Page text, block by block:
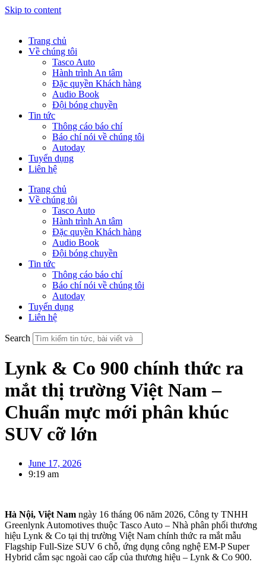
Skip to content
Trang chủ
Về chúng tôi
Tasco Auto​
Hành trình An tâm
Đặc quyền Khách hàng
Audio Book
Đội bóng chuyền
Tin tức
Thông cáo báo chí
Báo chí nói về chúng tôi
Autoday
Tuyển dụng
Liên hệ
Trang chủ
Về chúng tôi
Tasco Auto​
Hành trình An tâm
Đặc quyền Khách hàng
Audio Book
Đội bóng chuyền
Tin tức
Thông cáo báo chí
Báo chí nói về chúng tôi
Autoday
Tuyển dụng
Liên hệ
Search
Lynk & Co 900 chính thức ra
mắt thị trường Việt Nam –
Chuẩn mực mới phân khúc
SUV cỡ lớn
June 17, 2026
9:19 am
Hà Nội, Việt Nam ngày 16 tháng 06 năm 2026, Công ty TNHH
Greenlynk Automotives thuộc Tasco Auto – Nhà phân phối thương
hiệu Lynk & Co tại thị trường Việt Nam chính thức ra mắt mẫu
Flagship Full-Size SUV 6 chỗ, ứng dụng công nghệ EM-P Super
Hybrid cắm sạc ngoài cao cấp của thương hiệu – Lynk & Co 900.